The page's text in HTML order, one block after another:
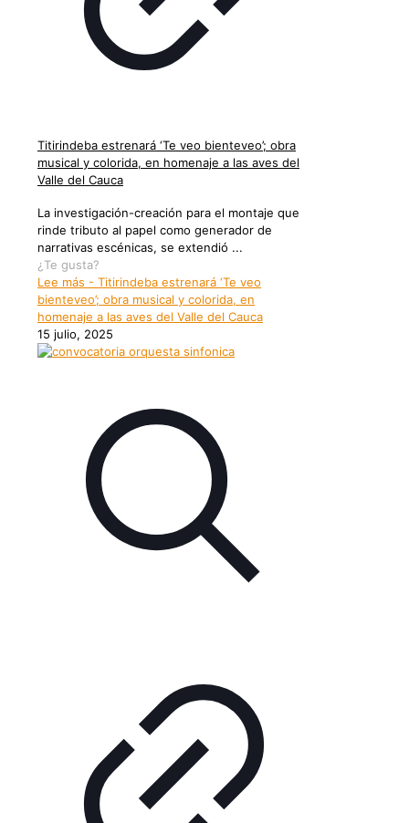
Titirindeba estrenará ‘Te veo bienteveo’; obra
musical y colorida, en homenaje a las aves del
Valle del Cauca
La investigación-creación para el montaje que
rinde tributo al papel como generador de
narrativas escénicas, se extendió ...
¿Te gusta?
Lee más - Titirindeba estrenará ‘Te veo
bienteveo’; obra musical y colorida, en
homenaje a las aves del Valle del Cauca
15 julio, 2025